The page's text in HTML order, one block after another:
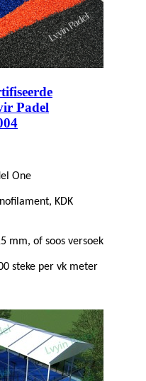
Padel
One
KDK
mm, of soos versoek
steke per vk meter